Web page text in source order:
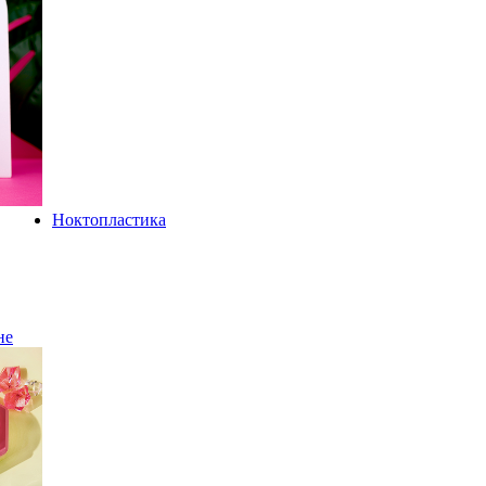
Ноктопластика